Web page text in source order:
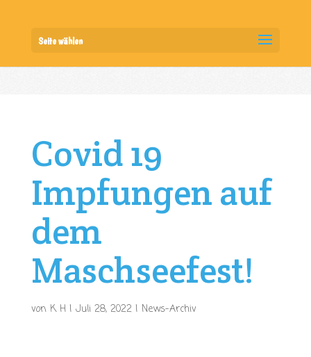
Seite wählen
Covid 19
Impfungen auf
dem
Maschseefest!
von K H| Juli 28, 2022| News-Archiv